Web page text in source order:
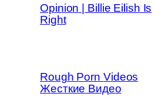
Opinion | Billie Eilish Is
Right
Rough Porn Videos
Жесткие Видео